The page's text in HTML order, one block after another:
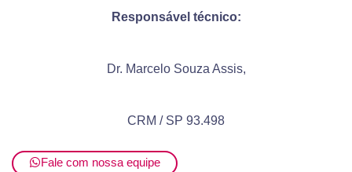
Responsável técnico:
Dr. Marcelo Souza Assis,
CRM / SP 93.498
Fale com nossa equipe